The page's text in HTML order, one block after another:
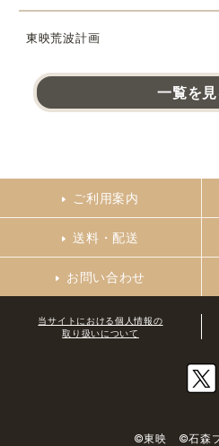
東映荒波計画
一覧を
ご利用案内
送料・配送
お問い合わせ
当サイトにおける個人情報の
取り扱いについて
©東映 ©石森